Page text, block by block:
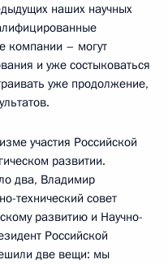
наших научных
компании – могут
и уже состыковаться
уже продолжение,
участия Российской
развитии.
два, Владимир
технический совет
развитию и Научно-
Российской
две вещи: мы